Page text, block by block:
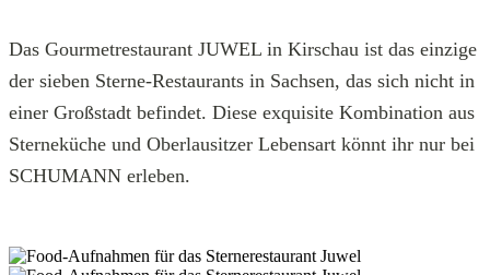
Das Gourmetrestaurant JUWEL in Kirschau ist das einzige
der sieben Sterne-Restaurants in Sachsen, das sich nicht in
einer Großstadt befindet. Diese exquisite Kombination aus
Sterneküche und Oberlausitzer Lebensart könnt ihr nur bei
SCHUMANN erleben.